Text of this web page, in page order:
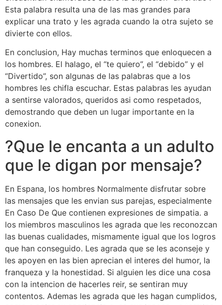
Esta palabra resulta una de las mas grandes para
explicar una trato y les agrada cuando la otra sujeto se
divierte con ellos.
En conclusion, Hay muchas terminos que enloquecen a
los hombres. El halago, el “te quiero”, el “debido” y el
“Divertido”, son algunas de las palabras que a los
hombres les chifla escuchar. Estas palabras les ayudan
a sentirse valorados, queridos asi­ como respetados,
demostrando que deben un lugar importante en la
conexion.
?Que le encanta a un adulto
que le digan por mensaje?
En Espana, los hombres Normalmente disfrutar sobre
las mensajes que les envian sus parejas, especialmente
En Caso De Que contienen expresiones de simpatia. a
los miembros masculinos les agrada que les reconozcan
las buenas cualidades, mismamente igual que los logros
que han conseguido. Les agrada que se les aconseje y
les apoyen en las bien aprecian el interes del humor, la
franqueza y la honestidad. Si alguien les dice una cosa
con la intencion de hacerles reir, se sentiran muy
contentos. Ademas les agrada que les hagan cumplidos,